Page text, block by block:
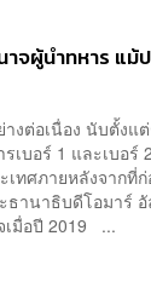
าจผู้นำทหาร แ
งต่อเนื่อง นับตั้งแ
เบอร์ 1 และเบอ
ทศภายหลังจากที่
านาธิบดีโอมาร์
เมื่อปี 2019 ...